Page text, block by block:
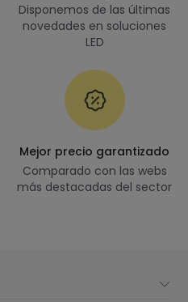
Disponemos de las últimas
novedades en soluciones
LED
Mejor precio garantizado
Comparado con las webs
más destacadas del sector